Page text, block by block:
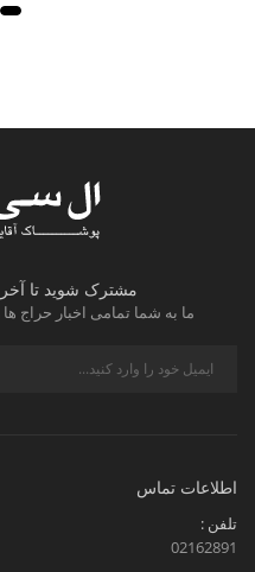
مشترک شوید تا
ما به شما تمامی اخبار حراج
اطلاعات تماس
تلفن :
02162891